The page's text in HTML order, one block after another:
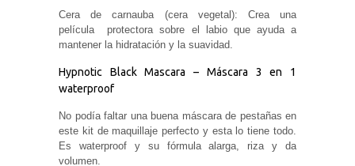
Cera de carnauba (cera vegetal): Crea
una
película
protectora sobre el labio que ayuda a
mantener la hidratación y la suavidad.
Hypnotic Black Mascara – Máscara 3 en 1
waterproof
No podía faltar una buena máscara de pestañas en
este kit de maquillaje perfecto y esta lo tiene todo.
Es waterproof y su fórmula alarga, riza y da
volumen.